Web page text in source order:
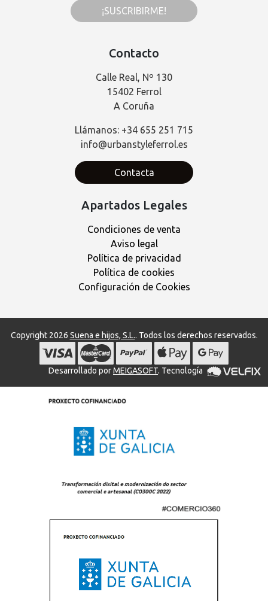
¡SUSCRIBIRME!
Contacto
Calle Real, Nº 130
15402 Ferrol
A Coruña
Llámanos: +34 655 251 715
info@urbanstyleferrol.es
Contacta
Apartados Legales
Condiciones de venta
Aviso legal
Política de privacidad
Política de cookies
Configuración de Cookies
Copyright 2026 Suena e hijos, S.L.. Todos los derechos reservados.
Desarrollado porMEIGASOFT. Tecnología